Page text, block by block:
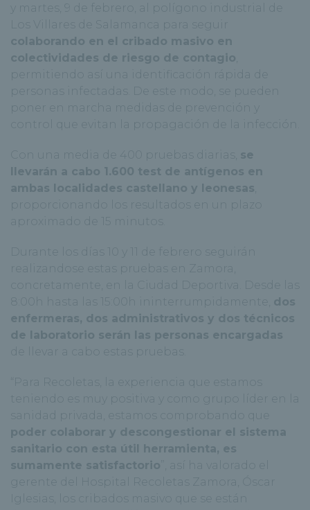
y martes, 9 de febrero, al polígono industrial de
Los Villares de Salamanca para seguir
colaborando en el cribado masivo en
colectividades de riesgo de contagio
permitiendo así una identificación rápida de
personas infectadas. De este modo, se pueden
poner en marcha medidas de prevención y
control que evitan la propagación de la infección.
Con una media de 400 pruebas diarias,
se
llevarán a cabo 1.600 test de antígenos en
ambas localidades castellano y leonesas
proporcionando los resultados en un plazo
aproximado de 15 minutos.
Durante los días 10 y 11 de febrero seguirán
realizandose estas pruebas en Zamora,
concretamente, en la Ciudad Deportiva. Desde las
8:00h hasta las 15:00h ininterrumpidamente,
dos
enfermeras, dos administrativos y dos técnicos
de laboratorio serán las personas encargadas
de llevar a cabo estas pruebas.
“Para Recoletas, la experiencia que estamos
teniendo es muy positiva y como grupo líder en la
sanidad privada, estamos comprobando que
poder colaborar y descongestionar el sistema
sanitario con esta útil herramienta, es
sumamente satisfactorio ”, así ha valorado el
gerente del Hospital Recoletas Zamora, Óscar
Iglesias, los cribados masivo que se están